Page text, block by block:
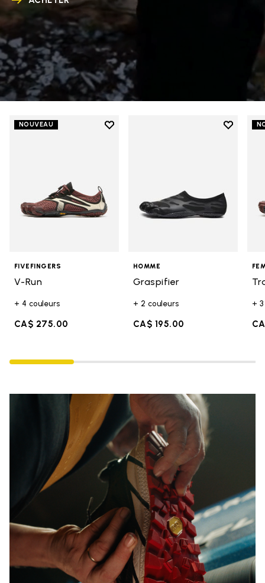
NOUVEAU
Add to wishlist
FIVEFINGERS
V-Run
+ 4 couleurs
CA$ 275.00
Add to
HOMME
Graspifier
+ 2 couleurs
CA$ 195.00
+